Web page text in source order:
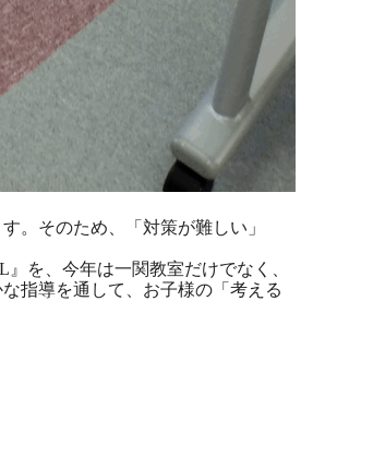
。そのため、「対策が難しい」
を、今年は一関教室だけでなく、
指導を通して、お子様の「考える